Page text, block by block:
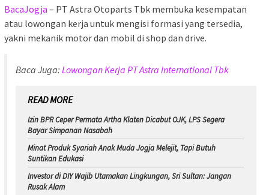
BacaJogja – PT Astra Otoparts Tbk membuka kesempatan
atau lowongan kerja untuk mengisi formasi yang tersedia,
yakni mekanik motor dan mobil di shop dan drive.
Baca Juga: Lowongan Kerja PT Astra International Tbk
READ MORE
Izin BPR Ceper Permata Artha Klaten Dicabut OJK, LPS Segera
Bayar Simpanan Nasabah
Minat Produk Syariah Anak Muda Jogja Melejit, Tapi Butuh
Suntikan Edukasi
Investor di DIY Wajib Utamakan Lingkungan, Sri Sultan: Jangan
Rusak Alam